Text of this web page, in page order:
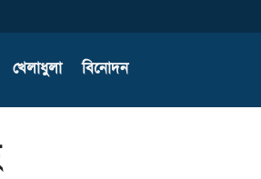
খেলাধুলা বিনোদন